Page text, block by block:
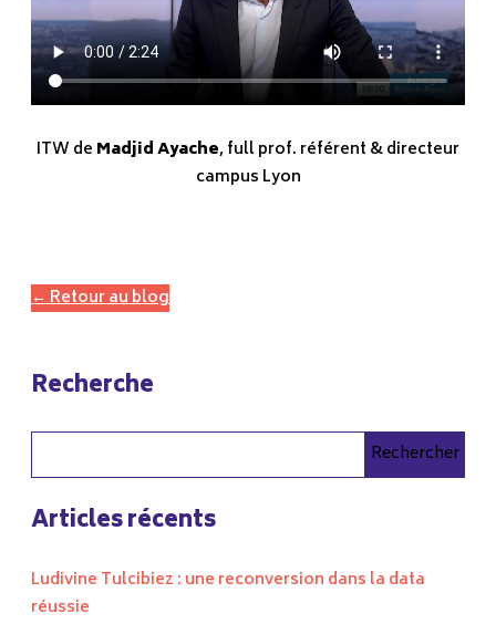
ITW de Madjid Ayache, full prof. référent & directeur
campus Lyon
← Retour au blog
Recherche
Rechercher
Articles récents
Ludivine Tulcibiez : une reconversion dans la data
réussie